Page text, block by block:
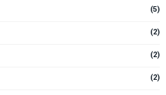
(5)
(2)
(2)
(2)